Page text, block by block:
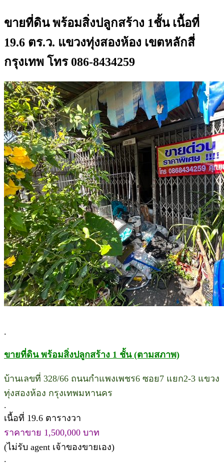
ขายที่ดิน พร้อมสิ่งปลูกสร้าง 1ชั้น เนื้อที่
19.6 ตร.ว. แขวงทุ่งสองห้อง เขตหลักสี่
กรุงเทพ โทร 086-8434259
.
ขายที่ดิน พร้อมสิ่งปลูกสร้าง 1 ชั้น (ตามสภาพ)
บ้านเลขที่ 328/66 ถนนกำแพงเพชร6 ซอย7 แยก2-3 แขวง
ทุ่งสองห้อง กรุงเทพมหานคร
.
เนื้อที่ 19.6 ตารางวา
ราคาขาย 1,500,000 บาท
(ไม่รับ agent เจ้าของขายเอง)
.